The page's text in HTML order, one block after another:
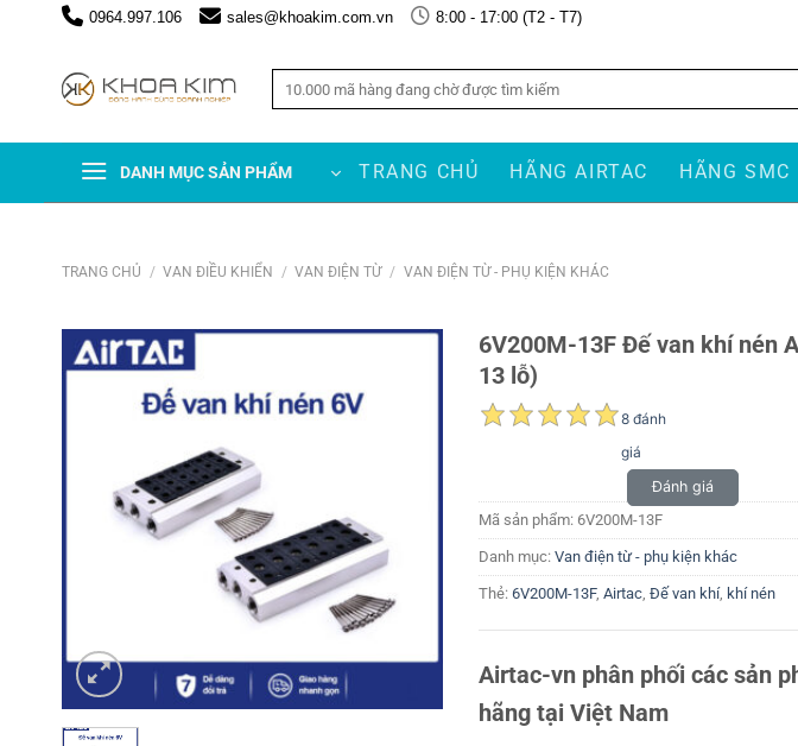
0964.997.106 sales@khoakim.com.vn 8:00 - 17:00 (T2 - T7)
DANH MỤC SẢN PHẨM TRANG CHỦ HÃNG AIRTAC HÃNG SMC
TRANG CHỦ / VAN ĐIỀU KHIỂN / VAN ĐIỆN TỪ / VAN ĐIỆN TỪ - PHỤ KIỆN KHÁC
6V200M-13F Đế van khí nén
13 lỗ)
8 đánh
giá
Đánh giá
Mã sản phẩm: 6V200M-13F
Danh mục: Van điện từ - phụ kiện khác
Thẻ: 6V200M-13F, Airtac, Đế van khí, khí nén
Airtac-vn phân phối các sản
hãng tại Việt Nam